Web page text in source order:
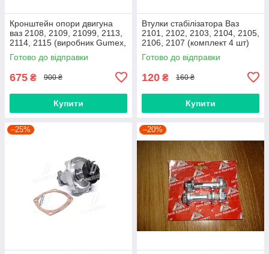
Кронштейн опори двигуна
ваз 2108, 2109, 21099, 2113,
2114, 2115 (виробник Gumex,
Польща)
Готово до відправки
675 ₴ 900 ₴
Купити
Втулки стабілізатора Ваз
2101, 2102, 2103, 2104, 2105,
2106, 2107 (комплект 4 шт)
виробник Gumex, Польща
Готово до відправки
120 ₴ 160 ₴
Купити
–25% –20%